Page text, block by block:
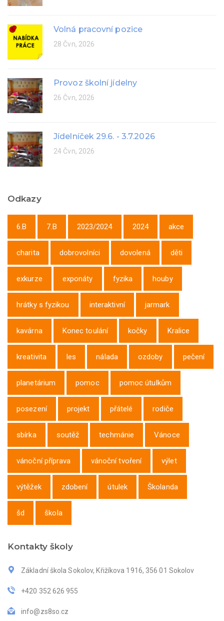
Volná pracovní pozice
28 Čvn, 2026
Provoz školní jídelny
26 Čvn, 2026
Jídelníček 29.6. - 3.7.2026
24 Čvn, 2026
Odkazy
6.B 7.B 2023/2024 2024 akce
charita dobrovolníci dovolená děti
exkurze exponáty fyzika houby
hrátky s fyzikou interaktivní jarmark
kavárna Konec toulání kočky Kralice
kreativita les nálada ozdoby pečení
planetárium pomoc pomoc útulkům
posezení projekt přátelé rodiče
sbírka soutěž techmánie Vánoce
vánoční příprava vánoční tvoření výlet
výtěžek zdobení útulek Školanda
šd škola
Kontakty školy
Základní škola Sokolov, Křižíkova 1916, 356 01 Sokolov
+420 352 626 955
info@zs8so.cz